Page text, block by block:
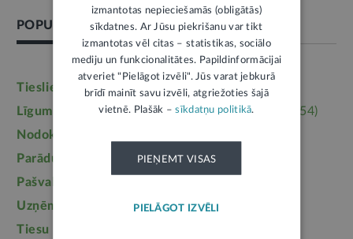
POPULĀRĀKĀS TĒMAS
Tieslietas (6246) Darba tiesības(5764)
Līgumi, dokumenti (5364) Īpašumtiesības
(3954)
Nodokļi
Parādu piedziņa
(2558) Labklājība
Pašvaldības
Uzņēmējdarbība
(1355) Ģimene
Tiesu sistēma
izmantotas nepieciešamās (obligātās)
sīkdatnes. Ar Jūsu piekrišanu var tikt
izmantotas vēl citas – statistikas, sociālo
mediju un funkcionalitātes. Papildinformācijai
atveriet "Pielāgot izvēli". Jūs varat jebkurā
brīdī mainīt savu izvēli, atgriežoties šajā
vietnē. Plašāk –sīkdatņu politikā.
PIEŅEMT VISAS
PIELĀGOT IZVĒLI